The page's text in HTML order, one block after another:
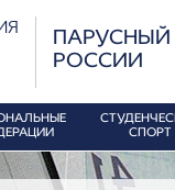
ПАРУСНЫЙ
РОССИИ
СПОРТ